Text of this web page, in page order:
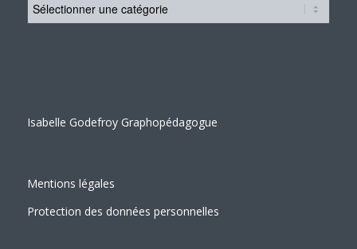
Isabelle Godefroy Graphopédagogue
Mentions légales
Protection des données personnelles